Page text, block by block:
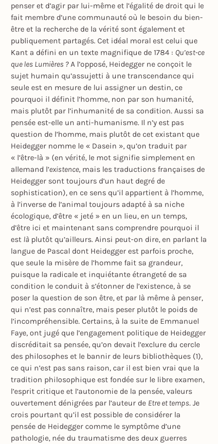
penser et d’agir par lui-même et l’égalité de droit qui le
fait membre d’une communauté où le besoin du bien-
être et la recherche de la vérité sont également et
publiquement partagés. Cet idéal moral est celui que
Kant a défini en un texte magnifique de 1784 : Qu’est-ce
que les Lumières ?A l’opposé, Heidegger ne conçoit le
sujet humain qu’assujetti à une transcendance qui
seule est en mesure de lui assigner un destin, ce
pourquoi il définit l’homme, non par son humanité,
mais plutôt par l’inhumanité de sa condition. Aussi sa
pensée est-elle un anti-humanisme. Il n’y est pas
question de l’homme, mais plutôt de cet existant que
Heidegger nomme le « Dasein », qu’on traduit par
« l’être-là » (en vérité, le mot signifie simplement en
allemand l’existence, mais les traductions françaises de
Heidegger sont toujours d’un haut degré de
sophistication), en ce sens qu’il appartient à l’homme,
à l’inverse de l’animal toujours adapté à sa niche
écologique, d’être « jeté » en un lieu, en un temps,
d’être ici et maintenant sans comprendre pourquoi il
est là plutôt qu’ailleurs. Ainsi peut-on dire, en parlant la
langue de Pascal dont Heidegger est parfois proche,
que seule la misère de l’homme fait sa grandeur,
puisque la radicale et inquiétante étrangeté de sa
condition le conduit à s’étonner de l’existence, à se
poser la question de son être, et par là même à penser,
qui n’est pas connaître, mais peser plutôt le poids de
l’incompréhensible. Certains, à la suite de Emmanuel
Faye, ont jugé que l’engagement politique de Heidegger
discréditait sa pensée, qu’on devait l’exclure du cercle
des philosophes et le bannir de leurs bibliothèques (1),
ce qui n’est pas sans raison, car il est bien vrai que la
tradition philosophique est fondée sur le libre examen,
l’esprit critique et l’autonomie de la pensée, valeurs
ouvertement dénigrées par l’auteur de Etre et temps. Je
crois pourtant qu’il est possible de considérer la
pensée de Heidegger comme le symptôme d’une
pathologie, née du traumatisme des deux guerres